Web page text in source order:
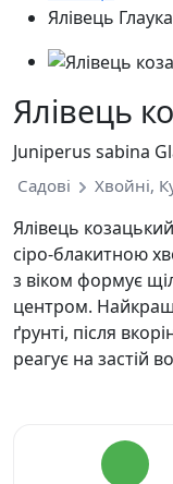
Ялівець Глаука
Ялівець
Juniperus sabina
Садові Хвойні,
Ялівець
сіро-блакитною
з віком формує
центром.
ґрунті, після
реагує на застій